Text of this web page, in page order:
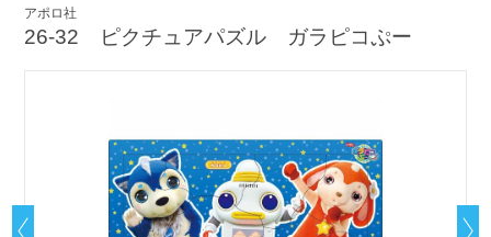
アポロ社
26-32 ピクチュアパズル ガラピコぷー